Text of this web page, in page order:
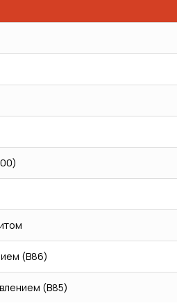
(B86)
(B85)